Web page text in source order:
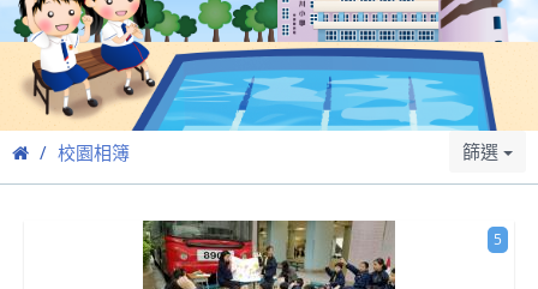
校園相簿 篩選
5